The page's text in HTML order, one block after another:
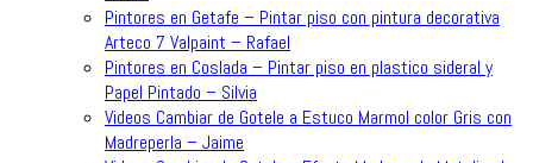
Pintores en Getafe – Pintar piso con pintura decorativa
Arteco 7 Valpaint – Rafael
Pintores en Coslada – Pintar piso en plastico sideral y
Papel Pintado – Silvia
Videos Cambiar de Gotele a Estuco Marmol color Gris con
Madreperla – Jaime